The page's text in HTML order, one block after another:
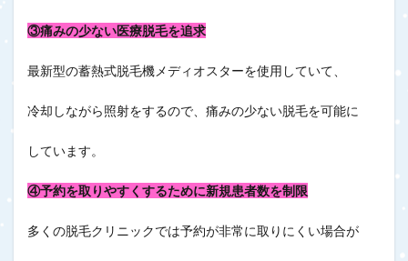
③痛みの少ない医療脱毛を追求
最新型の蓄熱式脱毛機メディオスターを使用していて、
冷却しながら照射をするので、痛みの少ない脱毛を可能に
しています。
④予約を取りやすくするために新規患者数を制限
多くの脱毛クリニックでは予約が非常に取りにくい場合が